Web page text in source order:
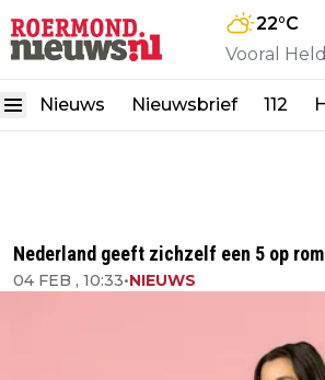
22°C
Vooral
Nieuws Nieuwsbrief 112
Nederland geeft zichzelf een 5 op
04 FEB , 10:33•NIEUWS